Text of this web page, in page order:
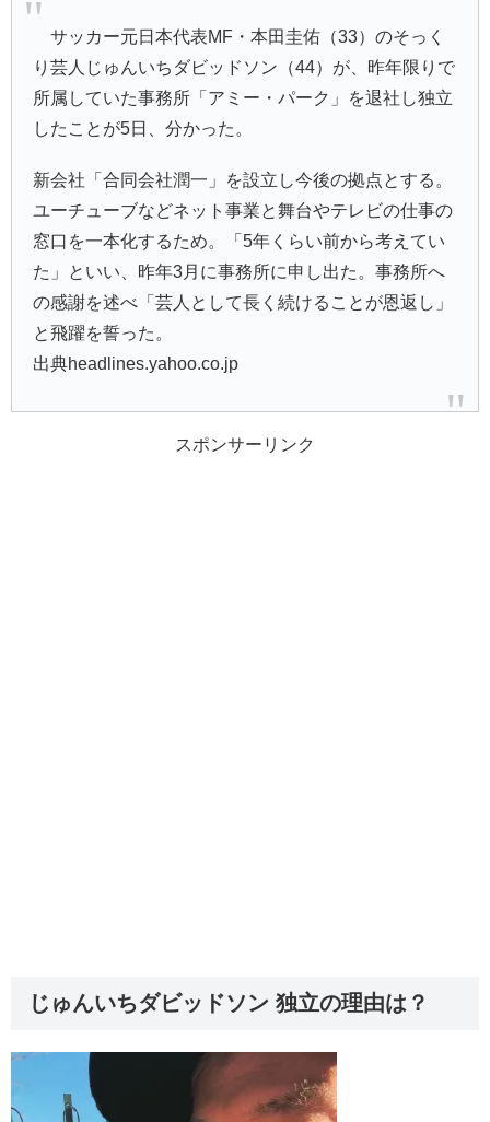
サッカー元日本代表MF・本田圭佑（33）のそっく
り芸人じゅんいちダビッドソン（44）が、昨年限りで
所属していた事務所「アミー・パーク」を退社し独立
したことが5日、分かった。
新会社「合同会社潤一」を設立し今後の拠点とする。
ユーチューブなどネット事業と舞台やテレビの仕事の
窓口を一本化するため。「5年くらい前から考えてい
た」といい、昨年3月に事務所に申し出た。事務所へ
の感謝を述べ「芸人として長く続けることが恩返し」
と飛躍を誓った。
出典headlines.yahoo.co.jp
スポンサーリンク
じゅんいちダビッドソン 独立の理由は？